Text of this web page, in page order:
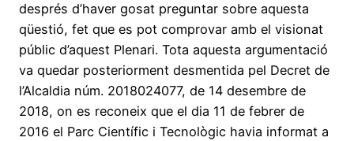
després d’haver gosat preguntar sobre aquesta
qüestió, fet que es pot comprovar amb el visionat
públic d’aquest Plenari. Tota aquesta argumentació
va quedar posteriorment desmentida pel Decret de
l’Alcaldia núm. 2018024077, de 14 desembre de
2018, on es reconeix que el dia 11 de febrer de
2016 el Parc Científic i Tecnològic havia informat a